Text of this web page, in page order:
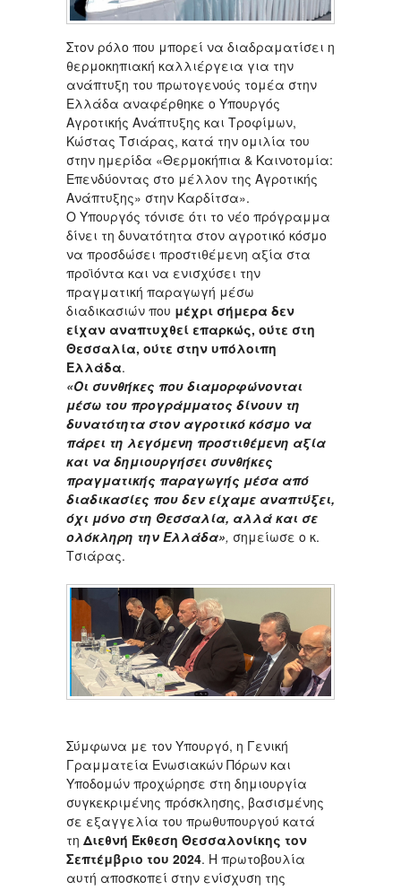
Στον ρόλο που μπορεί να διαδραματίσει η
θερμοκηπιακή καλλιέργεια για την
ανάπτυξη του πρωτογενούς τομέα στην
Ελλάδα αναφέρθηκε ο Υπουργός
Αγροτικής Ανάπτυξης και Τροφίμων,
Κώστας Τσιάρας, κατά την ομιλία του
στην ημερίδα «Θερμοκήπια & Καινοτομία:
Επενδύοντας στο μέλλον της Αγροτικής
Ανάπτυξης» στην Καρδίτσα».
Ο Υπουργός τόνισε ότι το νέο πρόγραμμα
δίνει τη δυνατότητα στον αγροτικό κόσμο
να προσδώσει προστιθέμενη αξία στα
προϊόντα και να ενισχύσει την
πραγματική παραγωγή μέσω
διαδικασιών που μέχρι σήμερα δεν
είχαν αναπτυχθεί επαρκώς, ούτε στη
Θεσσαλία, ούτε στην υπόλοιπη
Ελλάδα.
«Οι συνθήκες που διαμορφώνονται
μέσω του προγράμματος δίνουν τη
δυνατότητα στον αγροτικό κόσμο να
πάρει τη λεγόμενη προστιθέμενη αξία
και να δημιουργήσει συνθήκες
πραγματικής παραγωγής μέσα από
διαδικασίες που δεν είχαμε αναπτύξει,
όχι μόνο στη Θεσσαλία, αλλά και σε
ολόκληρη την Ελλάδα», σημείωσε ο κ.
Τσιάρας.
Σύμφωνα με τον Υπουργό, η Γενική
Γραμματεία Ενωσιακών Πόρων και
Υποδομών προχώρησε στη δημιουργία
συγκεκριμένης πρόσκλησης, βασισμένης
σε εξαγγελία του πρωθυπουργού κατά
τη Διεθνή Έκθεση Θεσσαλονίκης τον
Σεπτέμβριο του 2024. Η πρωτοβουλία
αυτή αποσκοπεί στην ενίσχυση της